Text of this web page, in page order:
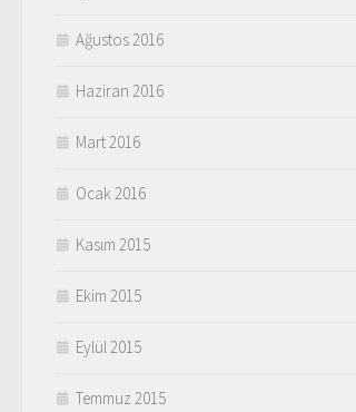
Ağustos 2016
Haziran 2016
Mart 2016
Ocak 2016
Kasım 2015
Ekim 2015
Eylül 2015
Temmuz 2015